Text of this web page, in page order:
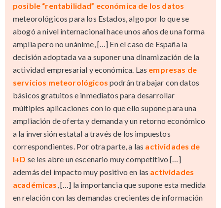
posible “rentabilidad” económica de los datos
meteorológicos para los Estados, algo por lo que se
abogó a nivel internacional hace unos años de una forma
amplia pero no unánime, […] En el caso de España la
decisión adoptada va a suponer una dinamización de la
actividad empresarial y económica. Las empresas de
servicios meteorológicos podrán trabajar con datos
básicos gratuitos e inmediatos para desarrollar
múltiples aplicaciones con lo que ello supone para una
ampliación de oferta y demanda y un retorno económico
a la inversión estatal a través de los impuestos
correspondientes. Por otra parte, a las actividades de
I+D se les abre un escenario muy competitivo […]
además del impacto muy positivo en las actividades
académicas , […] la importancia que supone esta medida
en relación con las demandas crecientes de información